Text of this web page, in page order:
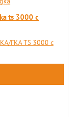
ts 3000 с
ГКА TS 3000 с